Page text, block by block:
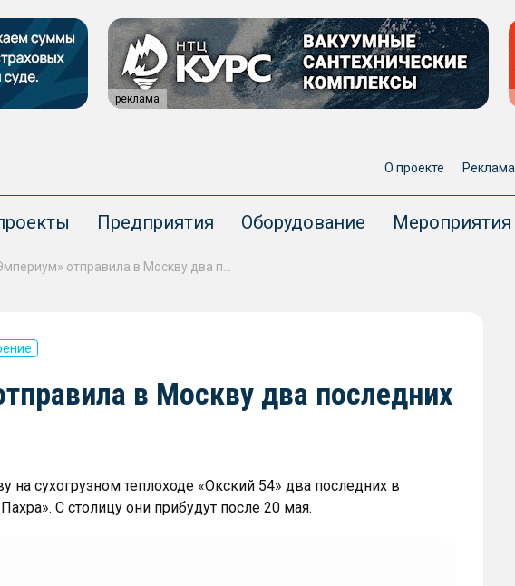
реклама
О проекте Реклама
Предприятия Оборудование Мероприятия
в Москву два последних
сухогрузном теплоходе «Окский 54» два последних в
С столицу они прибудут после 20 мая.